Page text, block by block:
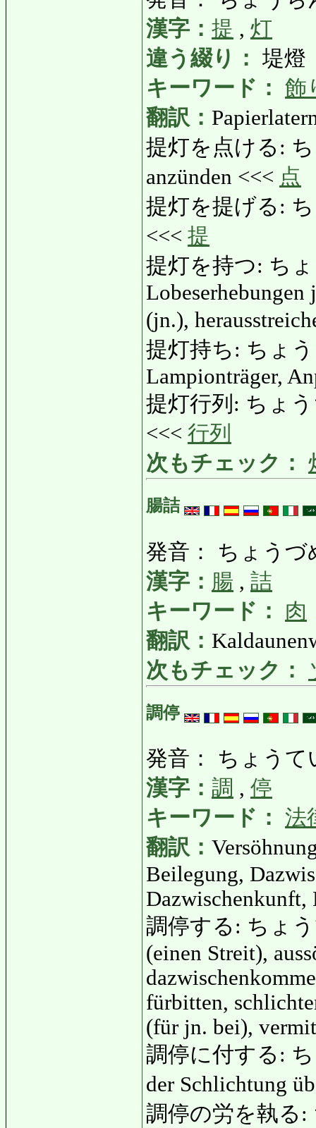
漢字： 提 , 灯
違う綴り： 堤燈
キーワード： 飾
翻訳：
提灯を点ける:
anzünden <<< 点
提灯を提げる:
<<< 提
提灯を持つ: ち
Lobeserhebungen
(jn.),
提灯持ち: ちょう
Lampionträger,
提灯行列: ちょ
<<< 行列
次もチェック：
腸詰
発音： ちょうづ
漢字： 腸 , 詰
キーワード：
肉
翻訳：
次もチェック：
調停
発音： ちょうて
漢字： 調 , 停
キーワード： 法
翻訳：
Beilegung,
Dazwischenkunft,
調停する: ちょう
(einen Streit),
fürbitten,
(für jn. bei),
調停に付する:
der Schlichtung
調停の労を執る: